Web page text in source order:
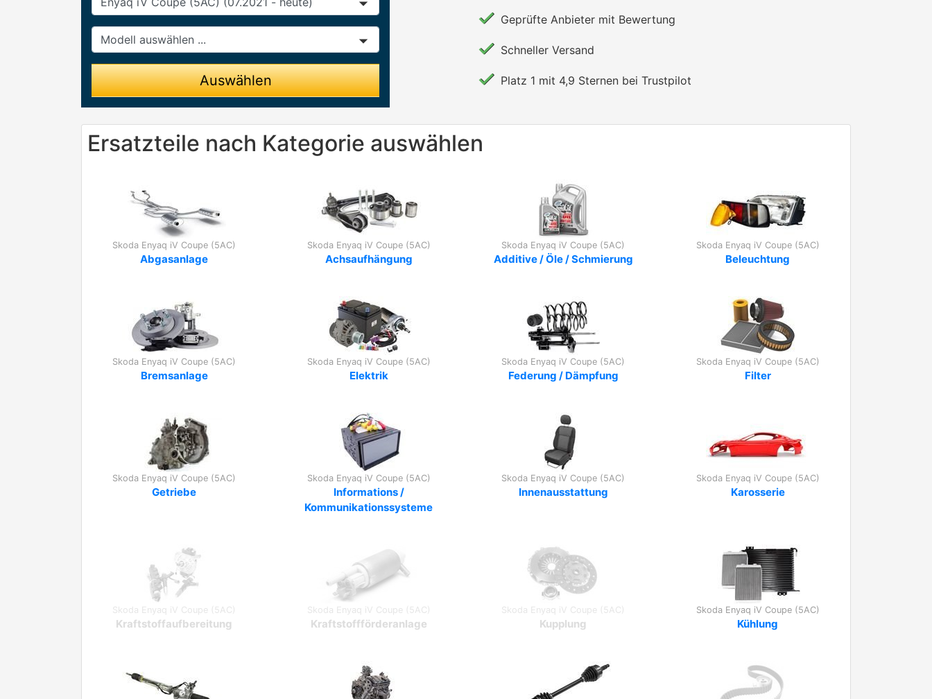
Modell
Auswählen
Geprüfte Anbieter mit Bewertung
Schneller Versand
Platz 1 mit 4,9 Sternen bei Trustpilot
Ersatzteile nach Kategorie auswählen
Skoda Enyaq iV Coupe (5AC)
Abgasanlage
Skoda Enyaq iV Coupe (5AC)
Achsaufhängung
Skoda Enyaq iV Coupe (5AC)
Additive / Öle / Schmierung
Skoda Enyaq iV Coupe (5AC)
Beleuchtung
Skoda Enyaq iV Coupe (5AC)
Bremsanlage
Skoda Enyaq iV Coupe (5AC)
Elektrik
Skoda Enyaq iV Coupe (5AC)
Federung / Dämpfung
Skoda Enyaq iV Coupe (5AC)
Filter
Skoda Enyaq iV Coupe (5AC)
Getriebe
Skoda Enyaq iV Coupe (5AC)
Informations /
Kommunikationssysteme
Skoda Enyaq iV Coupe (5AC)
Innenausstattung
Skoda Enyaq iV Coupe (5AC)
Karosserie
Skoda Enyaq iV Coupe (5AC)
Kraftstoffaufbereitung
Skoda Enyaq iV Coupe (5AC)
Kraftstoffförderanlage
Skoda Enyaq iV Coupe (5AC)
Kupplung
Skoda Enyaq iV Coupe (5AC)
Kühlung